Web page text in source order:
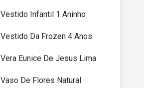
Vestido Infantil 1 Aninho
Vestido Da Frozen 4 Anos
Vera Eunice De Jesus Lima
Vaso De Flores Natural